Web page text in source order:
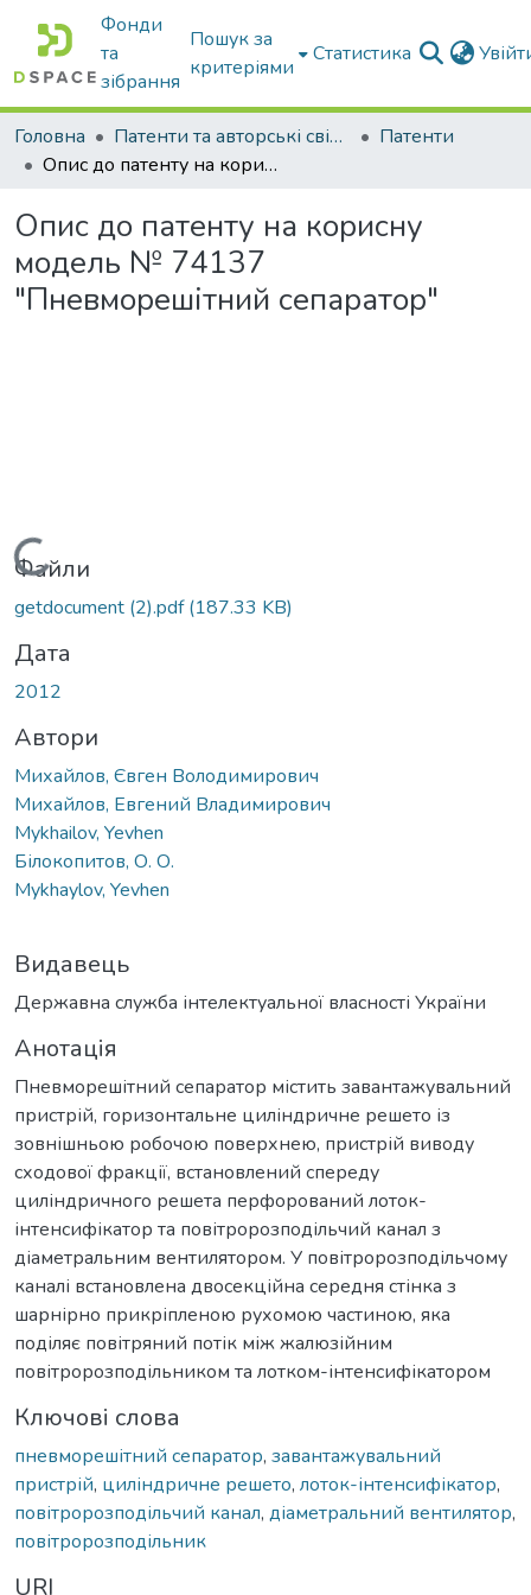
Фонди
та
зібрання
Пошук за
критеріями
Статистика
Головна Патенти та авторські свідоцтва
Патенти
Опис до патенту на корисну модель № 74137 "Пневморешітний сепаратор"
Опис до патенту на корисну
модель № 74137
"Пневморешітний сепаратор"
Вантажиться...
Файли
getdocument (2).pdf(187.33 KB)
Дата
2012
Автори
Михайлов, Євген Володимирович
Михайлов, Евгений Владимирович
Mykhailov, Yevhen
Білокопитов, О. О.
Mykhaylov, Yevhen
Видавець
Державна служба інтелектуальної власності України
Анотація
Пневморешітний сепаратор містить завантажувальний
пристрій, горизонтальне циліндричне решето із
зовнішньою робочою поверхнею, пристрій виводу
сходової фракції, встановлений спереду
циліндричного решета перфорований лоток-
інтенсифікатор та повітророзподільчий канал з
діаметральним вентилятором. У повітророзподільчому
каналі встановлена двосекційна середня стінка з
шарнірно прикріпленою рухомою частиною, яка
поділяє повітряний потік між жалюзійним
повітророзподільником та лотком-інтенсифікатором
Ключові слова
пневморешітний сепаратор, завантажувальний
пристрій, циліндричне решето, лоток-інтенсифікатор,
повітророзподільчий канал, діаметральний вентилятор,
повітророзподільник
URI